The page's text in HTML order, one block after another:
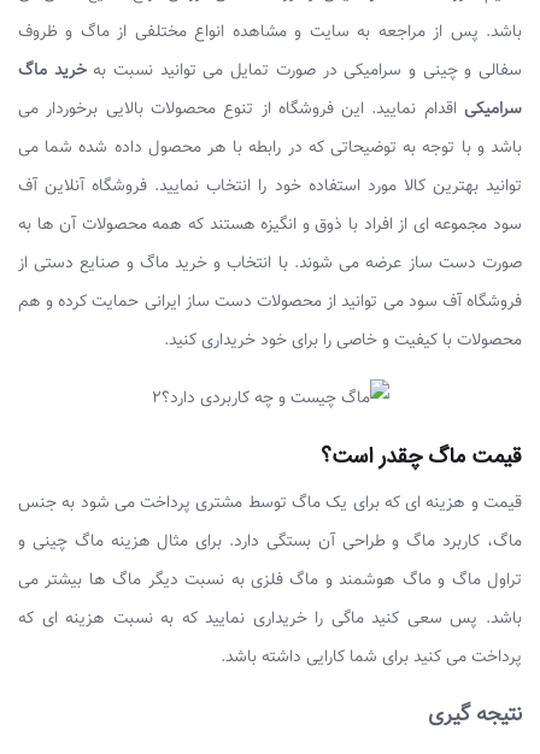
باشد. پس از مراجعه به سایت و مشاهده انواع مختلفی از ماگ و ظروف
سفالی و چینی و سرامیکی در صورت تمایل می توانید نسبت بهخرید ماگ
سرامیکی اقدام نمایید. این فروشگاه از تنوع محصولات بالایی برخوردار می
باشد و با توجه به توضیحاتی که در رابطه با هر محصول داده شده شما می
توانید بهترین کالا مورد استفاده خود را انتخاب نمایید. فروشگاه آنلاین آف
سود مجموعه ای از افراد با ذوق و انگیزه هستند که همه محصولات آن ها به
صورت دست ساز عرضه می شوند. با انتخاب و خرید ماگ و صنایع دستی از
فروشگاه آف سود می توانید از محصولات دست ساز ایرانی حمایت کرده و هم
محصولات با کیفیت و خاصی را برای خود خریداری کنید.
قیمت ماگ چقدر است؟
قیمت و هزینه ای که برای یک ماگ توسط مشتری پرداخت می شود به جنس
ماگ، کاربرد ماگ و طراحی آن بستگی دارد. برای مثال هزینه ماگ چینی و
تراول ماگ و ماگ هوشمند و ماگ فلزی به نسبت دیگر ماگ ها بیشتر می
باشد. پس سعی کنید ماگی را خریداری نمایید که به نسبت هزینه ای که
پرداخت می کنید برای شما کارایی داشته باشد.
نتیجه گیری